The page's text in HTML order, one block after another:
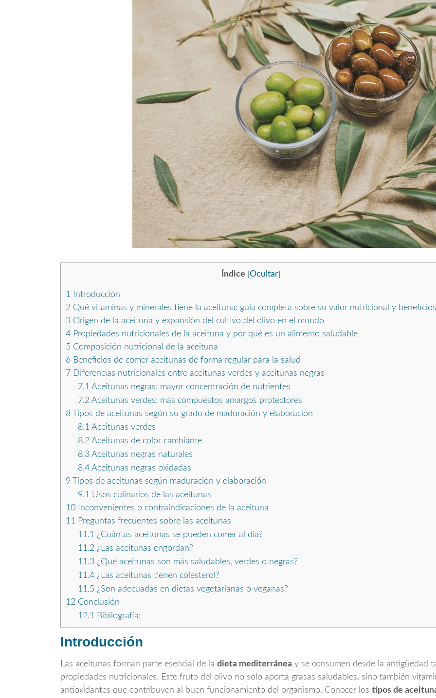
Índice [Ocultar]
1
Introducción
2 Qué vitaminas y minerales tiene la aceituna: guía completa sobre su valor nutricional y beneficios
3 Origen de la aceituna y expansión del cultivo del olivo en el mundo
4 Propiedades nutricionales de la aceituna y por qué es un alimento saludable
5 Composición nutricional de la aceituna
6 Beneficios de comer aceitunas de forma regular para la salud
7 Diferencias nutricionales entre aceitunas verdes y aceitunas negras
7.1 Aceitunas negras: mayor concentración de nutrientes
7.2 Aceitunas verdes: más compuestos amargos protectores
8 Tipos de aceitunas según su grado de maduración y elaboración
8.1 Aceitunas verdes
8.2 Aceitunas de color cambiante
8.3Aceitunas negras naturales
8.4Aceitunas negras oxidadas
9 Tipos de aceitunas según maduración y elaboración
9.1 Usos culinarios de las aceitunas
10 Inconvenientes o contraindicaciones de la aceituna
11
Preguntas frecuentes sobre las aceitunas
11.1 ¿Cuántas aceitunas se pueden comer al día?
11.2 ¿Las aceitunas engordan?
11.3¿Qué aceitunas son más saludables, verdes o negras?
11.4¿Las aceitunas tienen colesterol?
11.5 ¿Son adecuadas en dietas vegetarianas o veganas?
12 Conclusión
12.1
Bibliografía:
Introducción
Las aceitunas forman parte esencial de la dieta mediterránea y se consumen desde la antigüedad
propiedades nutricionales. Este fruto del olivo no solo aporta grasas saludables, sino también
antioxidantes que contribuyen al buen funcionamiento del organismo. Conocer los tipos de